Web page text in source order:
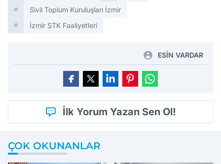
Sivil Toplum Kuruluşları İzmir
İzmir STK Faaliyetleri
ESİN VARDAR
İlk Yorum Yazan Sen Ol!
ÇOK OKUNANLAR